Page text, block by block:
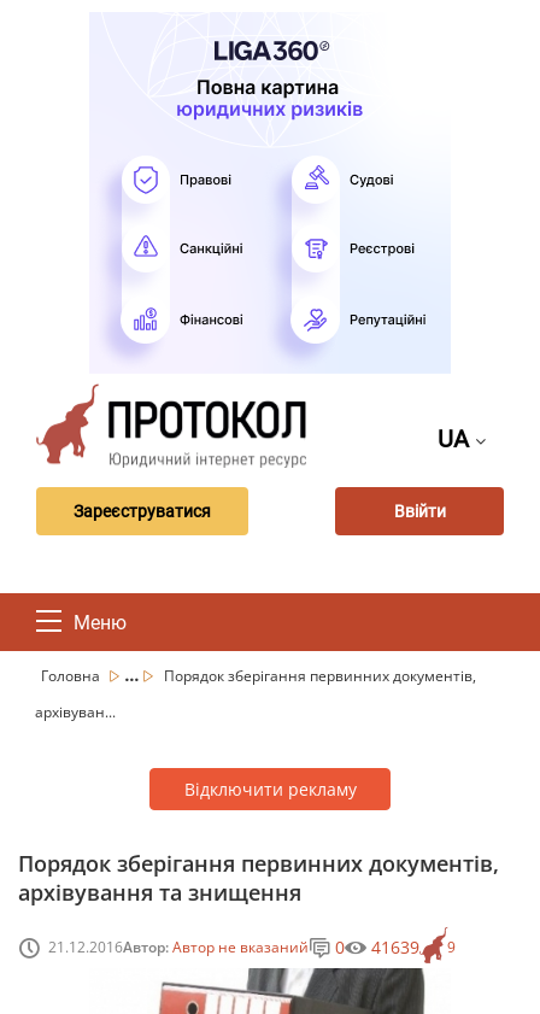
UA
Зареєструватися Ввійти
Меню
Головна ...
Порядок зберігання первинних документів,
архівуван...
Відключити рекламу
Порядок зберігання первинних документів,
архівування та знищення
21.12.2016Автор:Автор не вказаний 9
0 41639